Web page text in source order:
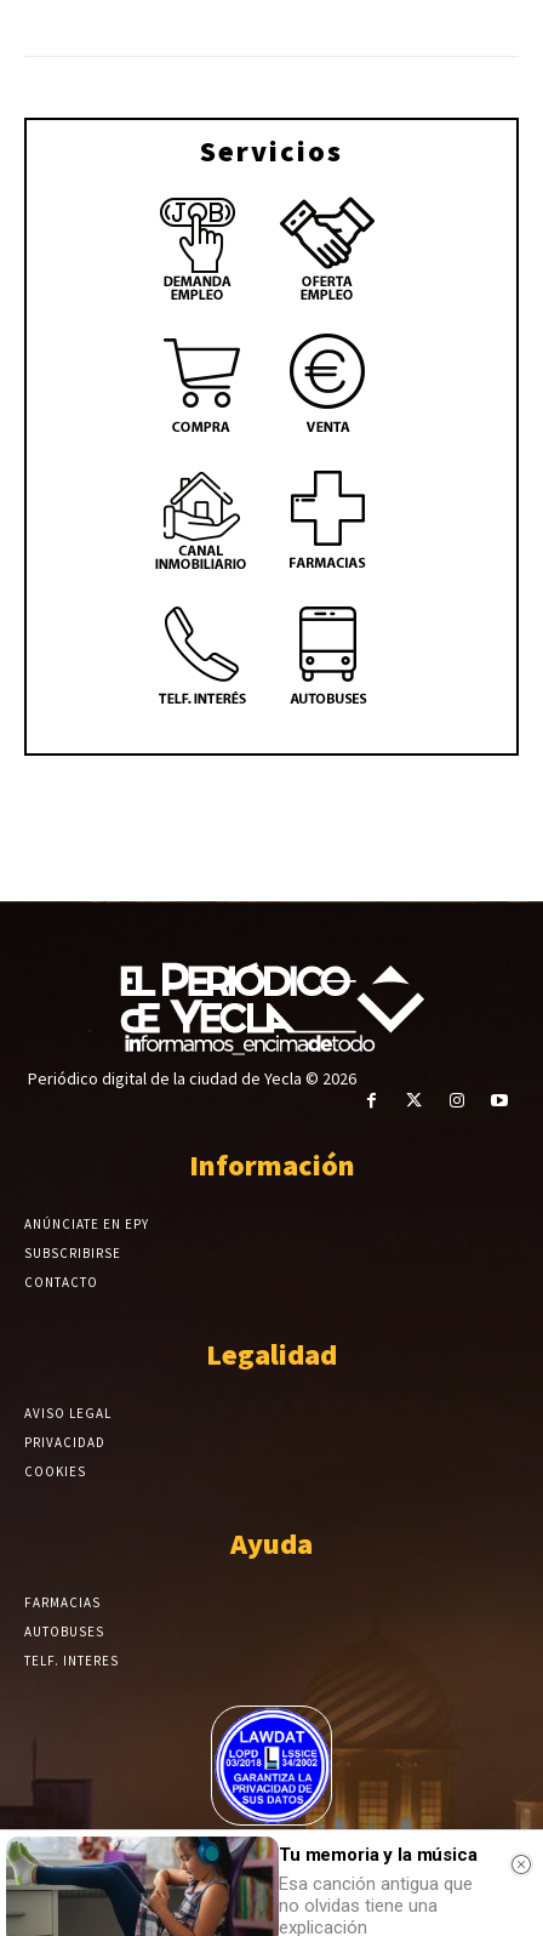
Servicios
Periódico digital de la ciudad de Yecla © 2026
Información
ANÚNCIATE EN EPY
SUBSCRIBIRSE
CONTACTO
Legalidad
AVISO LEGAL
PRIVACIDAD
COOKIES
Ayuda
FARMACIAS
AUTOBUSES
TELF. INTERES
El Periódico de Yecla alcanza un grado más de compromiso en el
tratamiento de sus datos.
Tu memoria y la música
Esa canción antigua que
no olvidas tiene una
explicación